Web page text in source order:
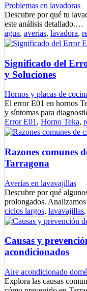
Problemas en lavadoras
Descubre por qué tu
este análisis detallado.…
agua, averías, lavadora,
Significado del
y Soluciones
Hornos y placas de
El error E01 en hornos
y síntomas para
Error E01 , Horno Teka,
Razones comunes
Tarragona
Averías en lavavajillas
Descubre por qué
prolongados.
ciclos largos, lavavajillas,
Causas y
acondicionados
Aire acondicionado
Explora las causas